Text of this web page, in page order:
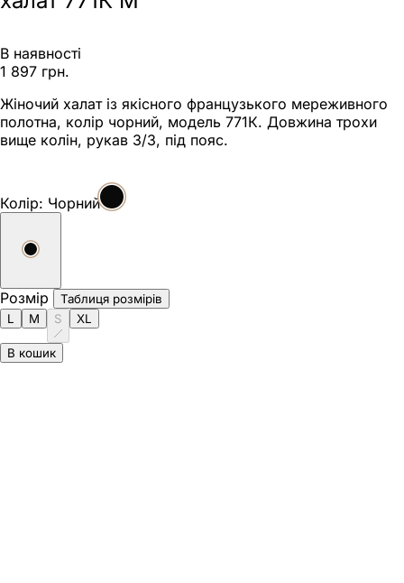
В наявності
1 897 грн.
Жіночий халат із якісного французького мереживного
полотна, колір чорний, модель 771К. Довжина трохи
вище колін, рукав 3/3, під пояс.
Колір: Чорний
Розмір
Таблиця розмірів
L
M S XL
В кошик